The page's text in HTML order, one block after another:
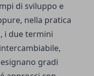
di sviluppo e
nella pratica
i due termini
gradi